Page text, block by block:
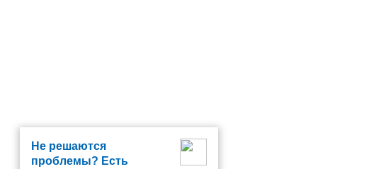
Не решаются
проблемы? Есть